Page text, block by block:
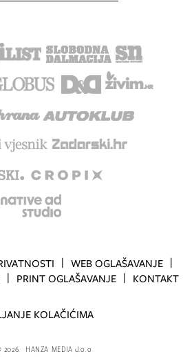
WEB OGLAŠAVANJE
PRINT OGLAŠAVANJE KONTAKT
KOLAČIĆIMA
2026.
HANZA MEDIA d.o.o